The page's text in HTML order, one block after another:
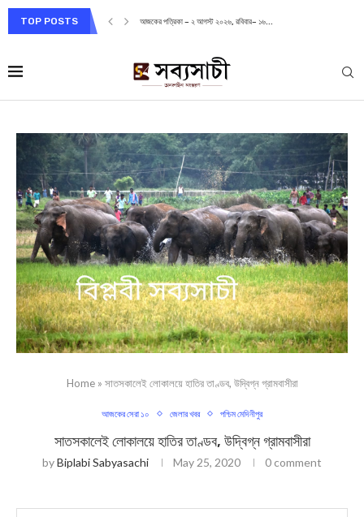
TOP POSTS আজকের পত্রিকা – ২ আগস্ট ২০২৬, রবিবার– ১৬...
Home» সাতসকালেই লোকালয়ে হাতির তাণ্ডব, উদ্বিগ্ন গ্রামবাসীরা
আজকের সেরা ১০ জেলার খবর পশ্চিম মেদিনীপুর
সাতসকালেই লোকালয়ে হাতির তাণ্ডব, উদ্বিগ্ন গ্রামবাসীরা
byBiplabi Sabyasachi May 25, 2020 0 comment